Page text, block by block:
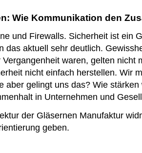
Wie Kommunikation den
und Firewalls. Sicherheit ist ein
das aktuell sehr deutlich.
waren, gelten nicht
nicht einfach herstellen. Wir
aber gelingt uns das? Wie
in Unternehmen und
der Gläsernen Manufaktur
geben.